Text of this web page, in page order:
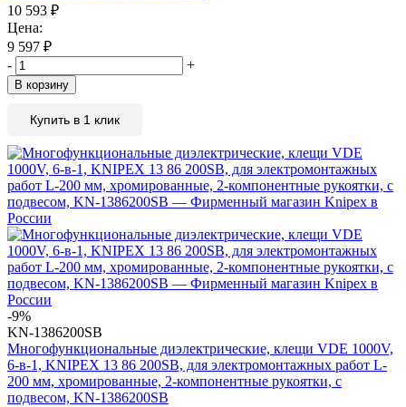
10 593 ₽
Цена:
9 597 ₽
-
+
В корзину
Купить в 1 клик
-9%
KN-1386200SB
Многофункциональные диэлектрические, клещи VDE 1000V,
6-в-1, KNIPEX 13 86 200SB, для электромонтажных работ L-
200 мм, хромированные, 2-компонентные рукоятки, с
подвесом, KN-1386200SB